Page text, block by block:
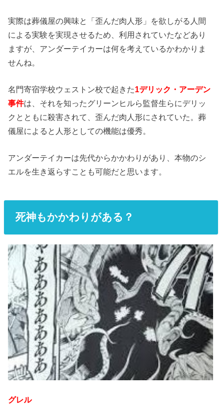
実際は葬儀屋の興味と「歪んだ肉人形」を欲しがる人間
による実験を実現させるため、利用されていたなどあり
ますが、アンダーテイカーは何を考えているかわかりま
せんね。
名門寄宿学校ウェストン校で起きた1デリック・アーデン
事件は、それを知ったグリーンヒルら監督生らにデリッ
クとともに殺害されて、歪んだ肉人形にされていた。葬
儀屋によると人形としての機能は優秀。
アンダーテイカーは先代からかかわりがあり、本物のシ
エルを生き返らすことも可能だと思います。
死神もかかわりがある？
グレル